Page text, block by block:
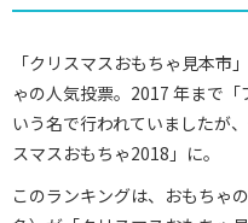
「クリスマスおもちゃ見本市
ゃの人気投票。2017 年まで
いう名で行われていましたが
スマスおもちゃ2018」に。
このランキングは、おもちゃ